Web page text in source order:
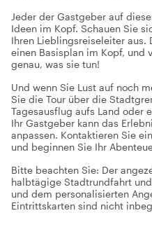
Jeder der Gastgeber auf
Ideen im Kopf. Schauen Sie
Ihren Lieblingsreiseleiter aus.
einen Basisplan im Kopf, und
genau, was sie tun!
Und wenn Sie Lust auf noch
Sie die Tour über die
Tagesausflug aufs Land oder
Ihr Gastgeber kann das
anpassen. Kontaktieren Sie
und beginnen Sie Ihr
Bitte beachten Sie: Der
halbtägige Stadtrundfahrt
und dem personalisierten
Eintrittskarten sind nicht